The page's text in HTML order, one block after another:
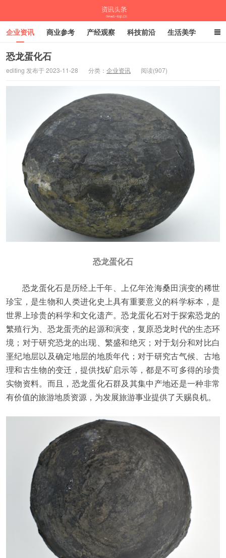
企业资讯 商业参考 产经观察 科技前沿 生活美学
时尚潮流 母婴亲子
恐龙蛋化石
editing 发布于 2023-11-28 分类： 企业资讯 阅读(907)
恐龙蛋化石
恐龙蛋化石是历经上千年、上亿年沧海桑田演变的稀世
珍宝，是生物和人类进化史上具有重要意义的科学标本，是
世界上珍贵的科学和文化遗产。恐龙蛋化石对于探索恐龙的
繁殖行为、恐龙蛋壳的起源和演变，复原恐龙时代的生态环
境；对于研究恐龙的出现、繁盛和绝灭；对于划分和对比白
垩纪地层以及确定地层的地质年代；对于研究古气候、古地
理和古生物的变迁，提供找矿启示等，都是不可多得的珍贵
实物资料。而且，恐龙蛋化石群及其集中产地还是一种非常
有价值的旅游地质资源，为发展旅游事业提供了天赐良机。